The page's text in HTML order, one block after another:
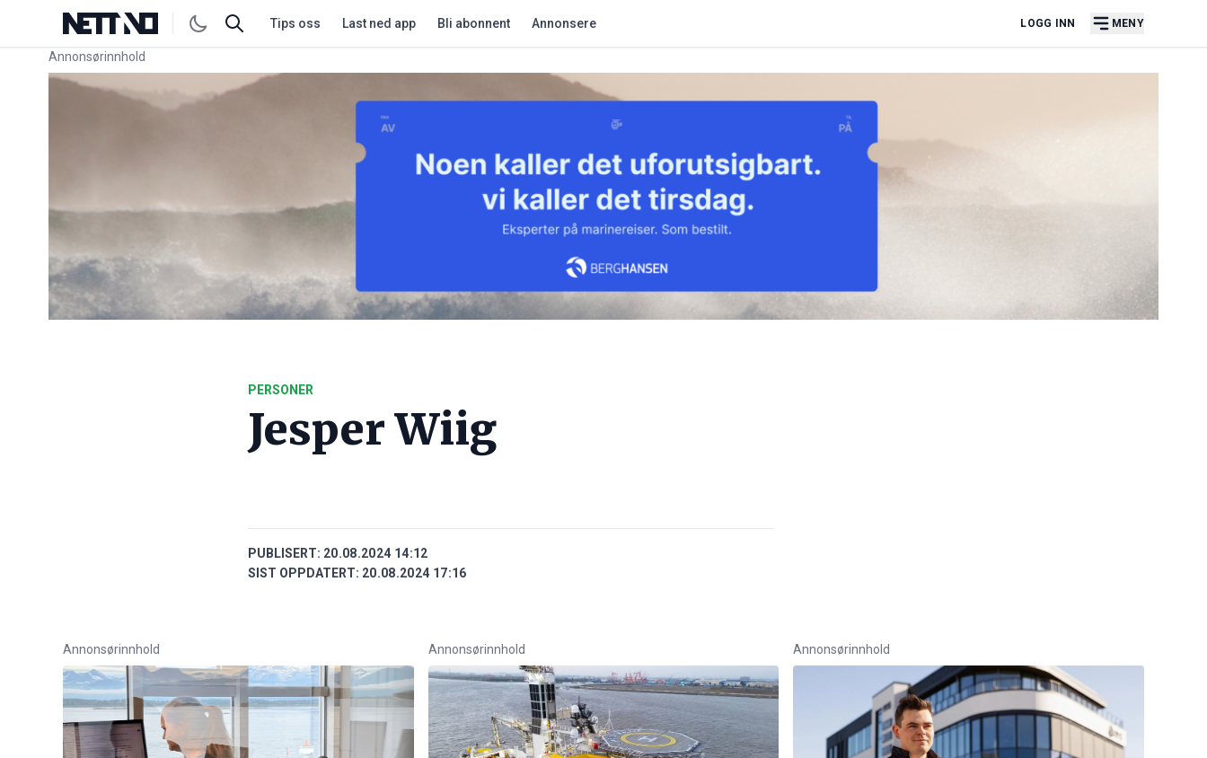
Tips oss Last ned app Bli abonnent Annonsere LOGG INN MENY
Annonsørinnhold
Link for annonse
PERSONER
Jesper Wiig
PUBLISERT: 20.08.2024 14:12
SIST OPPDATERT: 20.08.2024 17:16
Annonsørinnhold Annonsørinnhold Annonsørinnhold